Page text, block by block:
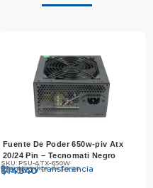
Fuente De Poder 650w-piv Atx
20/24 Pin – Tecnomati Negro
SKU: PSU-ATX-650W
$14.540
Efectivo y transferencia
$14.990
Otros medios de pago